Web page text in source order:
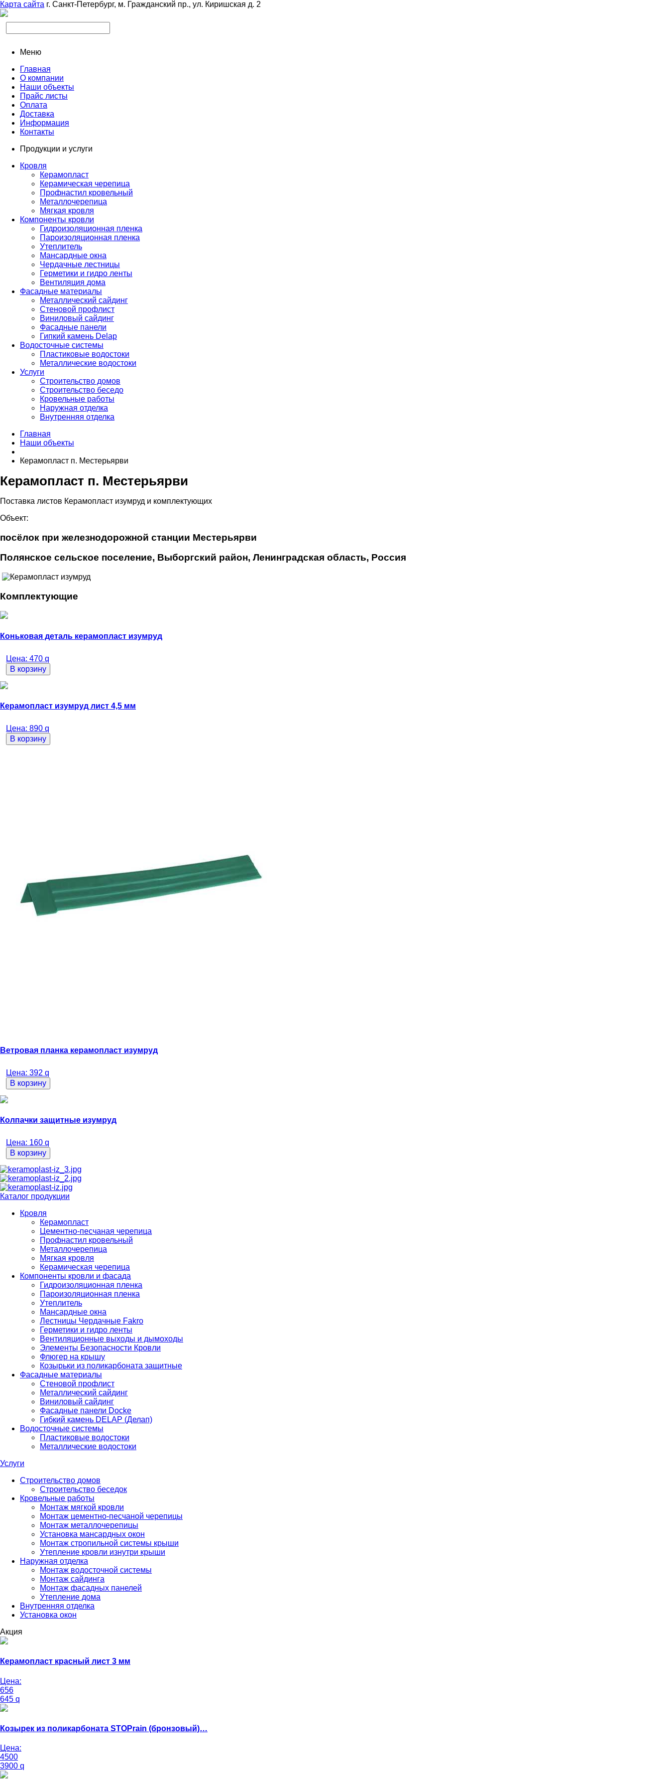
Карта сайта г. Санкт-Петербург, м. Гражданский пр., ул. Киришская д. 2
Меню
Главная
О компании
Наши объекты
Прайс листы
Оплата
Доставка
Информация
Контакты
Продукции и услуги
Кровля
Керамопласт
Керамическая черепица
Профнастил кровельный
Металлочерепица
Мягкая кровля
Компоненты кровли
Гидроизоляционная пленка
Пароизоляционная пленка
Утеплитель
Мансардные окна
Чердачные лестницы
Герметики и гидро ленты
Вентиляция дома
Фасадные материалы
Металлический сайдинг
Стеновой профлист
Виниловый сайдинг
Фасадные панели
Гипкий камень Delap
Водосточные системы
Пластиковые водостоки
Металлические водостоки
Услуги
Строительство домов
Строительство беседо
Кровельные работы
Наружная отделка
Внутренняя отделка
Главная
Наши объекты
Керамопласт п. Местерьярви
Керамопласт п. Местерьярви
Поставка листов Керамопласт изумруд и комплектующих
Объект:
посёлок при железнодорожной станции Местерьярви
Полянское сельское поселение, Выборгский район, Ленинградская область, Россия
Комплектующие
Коньковая деталь керамопласт изумруд
Цена: 470 q
В корзину
Керамопласт изумруд лист 4,5 мм
Цена: 890 q
В корзину
Ветровая планка керамопласт изумруд
Цена: 392 q
В корзину
Колпачки защитные изумруд
Цена: 160 q
В корзину
Каталог продукции
Кровля
Керамопласт
Цементно-песчаная черепица
Профнастил кровельный
Металлочерепица
Мягкая кровля
Керамическая черепица
Компоненты кровли и фасада
Гидроизоляционная пленка
Пароизоляционная пленка
Утеплитель
Мансардные окна
Лестницы Чердачные Fakro
Герметики и гидро ленты
Вентиляционные выходы и дымоходы
Элементы Безопасности Кровли
Флюгер на крышу
Козырьки из поликарбоната защитные
Фасадные материалы
Стеновой профлист
Металлический сайдинг
Виниловый сайдинг
Фасадные панели Docke
Гибкий камень DELAP (Делап)
Водосточные системы
Пластиковые водостоки
Металлические водостоки
Услуги
Строительство домов
Строительство беседок
Кровельные работы
Монтаж мягкой кровли
Монтаж цементно-песчаной черепицы
Монтаж металлочерепицы
Установка мансардных окон
Монтаж стропильной системы крыши
Утепление кровли изнутри крыши
Наружная отделка
Монтаж водосточной системы
Монтаж сайдинга
Монтаж фасадных панелей
Утепление дома
Внутренняя отделка
Установка окон
Акция
Керамопласт красный лист 3 мм
Цена:
656
645 q
Козырек из поликарбоната STOPrain (бронзовый)…
Цена:
4500
3900 q